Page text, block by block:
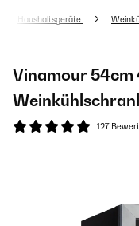
Haushaltsgeräte
Vinamour 54cm
127